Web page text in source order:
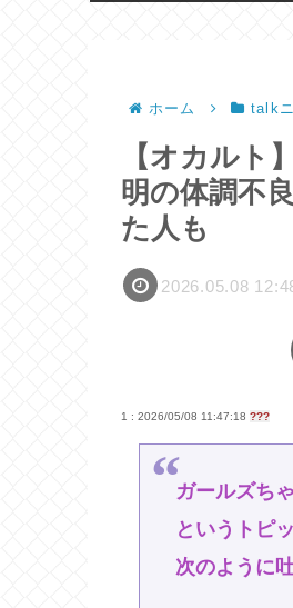
ホーム talk
【オカルト
明の体調不
た人も
2026.05.08
1 : 2026/05/08 11:47:18 ???
ガールズち
というトピ
次のように